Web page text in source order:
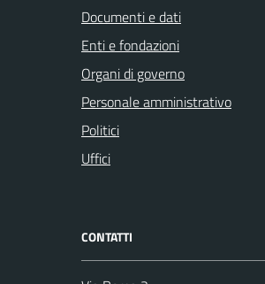
Documenti e dati
Enti e fondazioni
Organi di governo
Personale amministrativo
Politici
Uffici
CONTATTI